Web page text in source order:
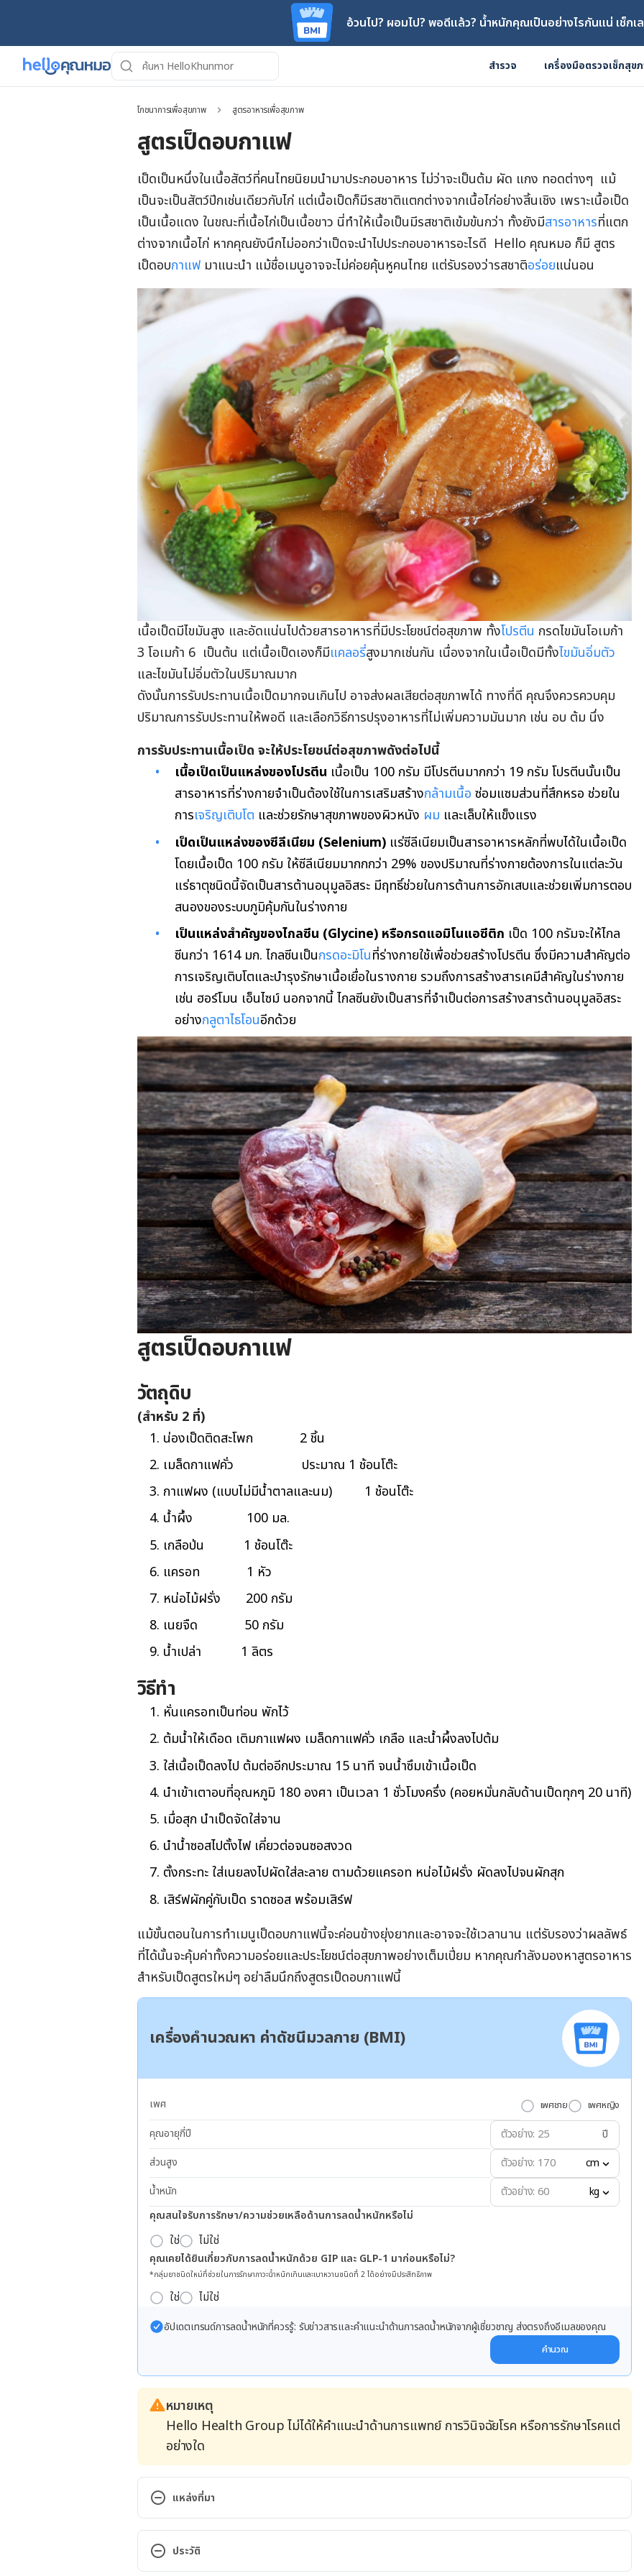
อ้วนไป? ผอมไป? พอดีแล้ว? น้ำหนักคุณเป็นอย่างไรกันแน่ เช็กเ
สำรวจ เครื่องมือตรวจเช็กสุข
โภชนาการเพื่อสุขภาพ สูตรอาหารเพื่อสุขภาพ
สูตรเป็ดอบกาแฟ
เป็ดเป็นหนึ่งในเนื้อสัตว์ที่คนไทยนิยมนำมาประกอบอาหาร ไม่ว่าจะเป็นต้ม ผัด แกง ทอดต่างๆ แม้
เป็นจะเป็นสัตว์ปีกเช่นเดียวกับไก่ แต่เนื้อเป็ดก็มีรสชาติแตกต่างจากเนื้อไก่อย่างสิ้นเชิง เพราะเนื้อเป็ด
เป็นเนื้อแดง ในขณะที่เนื้อไก่เป็นเนื้อขาว นี่ทำให้เนื้อเป็นมีรสชาติเข้มข้นกว่า ทั้งยังมีสารอาหารที่แตก
ต่างจากเนื้อไก่ หากคุณยังนึกไม่ออกว่าเป็ดจะนำไปประกอบอาหารอะไรดี Hello คุณหมอ ก็มี สูตร
เป็ดอบกาแฟ มาแนะนำ แม้ชื่อเมนูอาจจะไม่ค่อยคุ้นหูคนไทย แต่รับรองว่ารสชาติอร่อยแน่นอน
เนื้อเป็ดมีไขมันสูง และอัดแน่นไปด้วยสารอาหารที่มีประโยชน์ต่อสุขภาพ ทั้งโปรตีน กรดไขมันโอเมก้า
3 โอเมก้า 6 เป็นต้น แต่เนื้อเป็ดเองก็มีแคลอรี่สูงมากเช่นกัน เนื่องจากในเนื้อเป็ดมีทั้งไขมันอิ่มตัว
และไขมันไม่อิ่มตัวในปริมาณมาก
ดังนั้นการรับประทานเนื้อเป็ดมากจนเกินไป อาจส่งผลเสียต่อสุขภาพได้ ทางที่ดี คุณจึงควรควบคุม
ปริมาณการรับประทานให้พอดี และเลือกวิธีการปรุงอาหารที่ไม่เพิ่มความมันมาก เช่น อบ ต้ม นึ่ง
การรับประทานเนื้อเป็ด จะให้ประโยชน์ต่อสุขภาพดังต่อไปนี้
เนื้อเป็ดเป็นแหล่งของโปรตีน เนื้อเป็น 100 กรัม มีโปรตีนมากกว่า 19 กรัม โปรตีนนั้นเป็น
สารอาหารที่ร่างกายจำเป็นต้องใช้ในการเสริมสร้างกล้ามเนื้อ ซ่อมแซมส่วนที่สึกหรอ ช่วยใน
การเจริญเติบโต และช่วยรักษาสุขภาพของผิวหนัง ผม และเล็บให้แข็งแรง
เป็ดเป็นแหล่งของซีลีเนียม (Selenium) แร่ซีลีเนียมเป็นสารอาหารหลักที่พบได้ในเนื้อเป็ด
โดยเนื้อเป็ด 100 กรัม ให้ซีลีเนียมมากกกว่า 29% ของปริมาณที่ร่างกายต้องการในแต่ละวัน
แร่ธาตุชนิดนี้จัดเป็นสารต้านอนุมูลอิสระ มีฤทธิ์ช่วยในการต้านการอักเสบและช่วยเพิ่มการตอบ
สนองของระบบภูมิคุ้มกันในร่างกาย
เป็นแหล่งสำคัญของไกลซีน (Glycine) หรือกรดแอมิโนแอซีติก เป็ด 100 กรัมจะให้ไกล
ซีนกว่า 1614 มก. ไกลซีนเป็นกรดอะมิโนที่ร่างกายใช้เพื่อช่วยสร้างโปรตีน ซึ่งมีความสำคัญต่อ
การเจริญเติบโตและบำรุงรักษาเนื้อเยื่อในรางกาย รวมถึงการสร้างสารเคมีสำคัญในร่างกาย
เช่น ฮอร์โมน เอ็นไซม์ นอกจากนี้ ไกลซีนยังเป็นสารที่จำเป็นต่อการสร้างสารต้านอนุมูลอิสระ
อย่างกลูตาไธโอนอีกด้วย
สูตรเป็ดอบกาแฟ
วัตถุดิบ
(สำหรับ 2 ที่)
น่องเป็ดติดสะโพก 2 ชิ้น
เมล็ดกาแฟคั่ว ประมาณ 1 ช้อนโต๊ะ
กาแฟผง (แบบไม่มีน้ำตาลและนม) 1 ช้อนโต๊ะ
น้ำผึ้ง 100 มล.
เกลือป่น 1 ช้อนโต๊ะ
แครอท 1 หัว
หน่อไม้ฝรั่ง 200 กรัม
เนยจืด 50 กรัม
น้ำเปล่า 1 ลิตร
วิธีทำ
หั่นแครอทเป็นท่อน พักไว้
ต้มน้ำให้เดือด เติมกาแฟผง เมล็ดกาแฟคั่ว เกลือ และน้ำผึ้งลงไปต้ม
ใส่เนื้อเป็ดลงไป ต้มต่ออีกประมาณ 15 นาที จนน้ำซึมเข้าเนื้อเป็ด
นำเข้าเตาอบที่อุณหภูมิ 180 องศา เป็นเวลา 1 ชั่วโมงครึ่ง (คอยหมั่นกลับด้านเป็ดทุกๆ 20 นาที)
เมื่อสุก นำเป็ดจัดใส่จาน
นำน้ำซอสไปตั้งไฟ เคี่ยวต่อจนซอสงวด
ตั้งกระทะ ใส่เนยลงไปผัดใส่ละลาย ตามด้วยแครอท หน่อไม้ฝรั่ง ผัดลงไปจนผักสุก
เสิร์ฟผักคู่กับเป็ด ราดซอส พร้อมเสิร์ฟ
แม้ขั้นตอนในการทำเมนูเป็ดอบกาแฟนี้จะค่อนข้างยุ่งยากและอาจจะใช้เวลานาน แต่รับรองว่าผลลัพธ์
ที่ได้นั้นจะคุ้มค่าทั้งความอร่อยและประโยชน์ต่อสุขภาพอย่างเต็มเปี่ยม หากคุณกำลังมองหาสูตรอาหาร
สำหรับเป็ดสูตรใหม่ๆ อย่าลืมนึกถึงสูตรเป็ดอบกาแฟนี้
เครื่องคำนวณหา ค่าดัชนีมวลกาย (BMI)
เพศ เพศชาย เพศหญิง
คุณอายุกี่ปี
ปี
ส่วนสูง
cm
น้ำหนัก
kg
คุณสนใจรับการรักษา/ความช่วยเหลือด้านการลดน้ำหนักหรือไม่
ใช่ ไม่ใช่
คุณเคยได้ยินเกี่ยวกับการลดน้ำหนักด้วย GIP และ GLP-1 มาก่อนหรือไม่?
*กลุ่มยาชนิดใหม่ที่ช่วยในการรักษาภาวะน้ำหนักเกินและเบาหวานชนิดที่ 2 ได้อย่างมีประสิทธิภาพ
ใช่ ไม่ใช่
อัปเดตเทรนด์การลดน้ำหนักที่ควรรู้: รับข่าวสารและคำแนะนำด้านการลดน้ำหนักจากผู้เชี่ยวชาญ ส่งตรงถึงอีเมลของคุณ
คำนวณ
หมายเหตุ
Hello Health Group ไม่ได้ให้คำแนะนำด้านการแพทย์ การวินิจฉัยโรค หรือการรักษาโรคแต่
อย่างใด
แหล่งที่มา
เป็ดอบกาแฟ. http://www.foodtravel.tv/recipe.aspx?viewid=1124. Accessed 2 November
2019 ประวัติ